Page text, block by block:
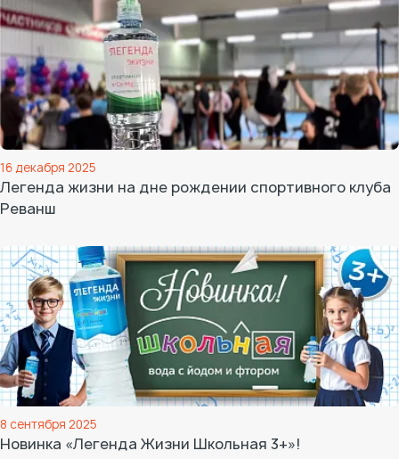
16 декабря 2025
Легенда жизни на дне рождении спортивного клуба
Реванш
8 сентября 2025
Новинка «Легенда Жизни Школьная 3+»!